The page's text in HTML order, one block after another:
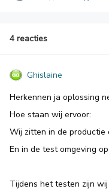
4 reacties
Ghislaine
Herkennen ja oplossing
Hoe staan wij ervoor:
Wij zitten in de productie
En in de test omgeving
Tijdens het testen zijn